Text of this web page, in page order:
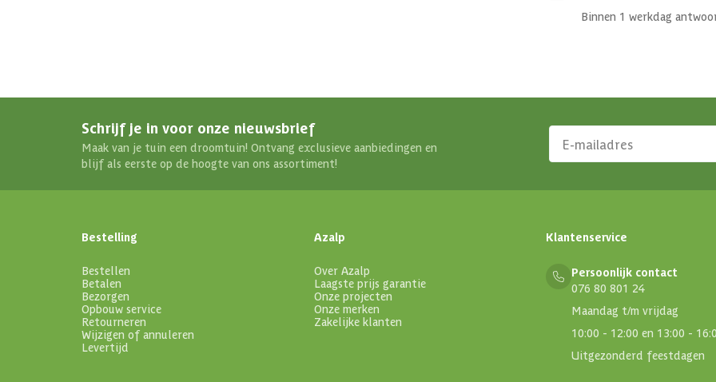
Binnen 1 werkdag
Schrijf je in voor onze nieuwsbrief
Maak van je tuin een droomtuin! Ontvang exclusieve aanbiedingen en
blijf als eerste op de hoogte van ons assortiment!
Bestelling
Bestellen
Betalen
Bezorgen
Opbouw service
Retourneren
Wijzigen of annuleren
Levertijd
Azalp
Over Azalp
Laagste prijs garantie
Onze projecten
Onze merken
Zakelijke klanten
Klantenservice
Persoonlijk contact
076 80 801 24
Maandag t/m vrijdag
10:00 - 12:00 en 13:00 -
Uitgezonderd feestdagen